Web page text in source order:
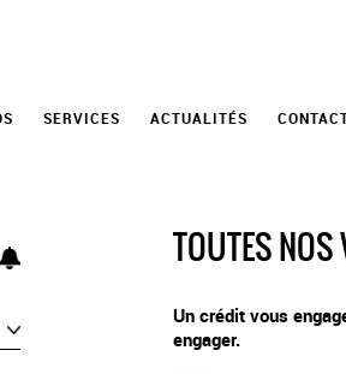
SERVICES ACTUALITÉS
TOUTES NOS
Un crédit vous
engager.